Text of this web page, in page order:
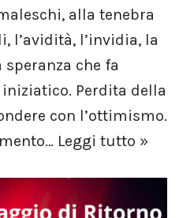
alla tenebra
l’avidità, l’invidia, la
che fa
Perdita della
con l’ottimismo.
Leggi tutto »